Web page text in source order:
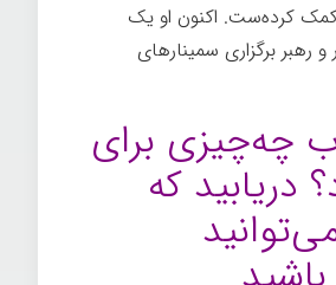
کمک کرده‌ست. اکنون او یک
رهبر برگزاری سمینارهای
چه‌چیزی برای
دریابید که